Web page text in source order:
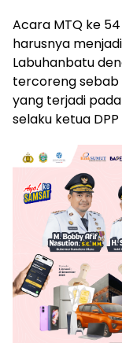
Acara MTQ ke
harusnya
Labuhanbatu
tercoreng sebab
yang terjadi
selaku ketua